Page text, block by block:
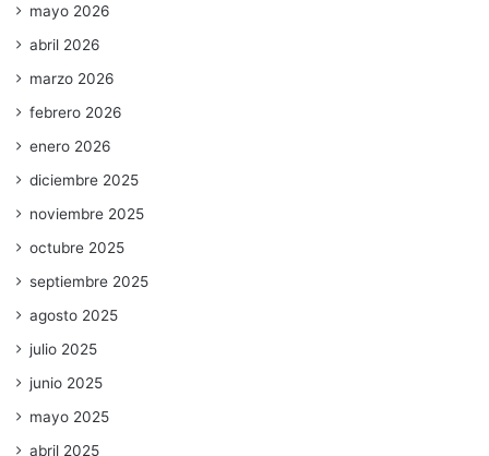
mayo 2026
abril 2026
marzo 2026
febrero 2026
enero 2026
diciembre 2025
noviembre 2025
octubre 2025
septiembre 2025
agosto 2025
julio 2025
junio 2025
mayo 2025
abril 2025